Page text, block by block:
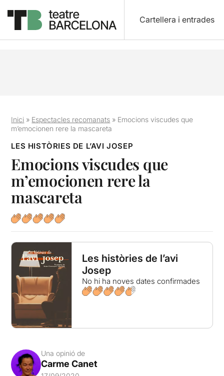
Cartellera i entrades
Inici » Espectacles recomanats » Emocions viscudes que
m’emocionen rere la mascareta
LES HISTÒRIES DE L’AVI JOSEP
Emocions viscudes que
m’emocionen rere la
mascareta
Les històries de l’avi
Josep
No hi ha noves dates confirmades
Una opinió de
Carme Canet